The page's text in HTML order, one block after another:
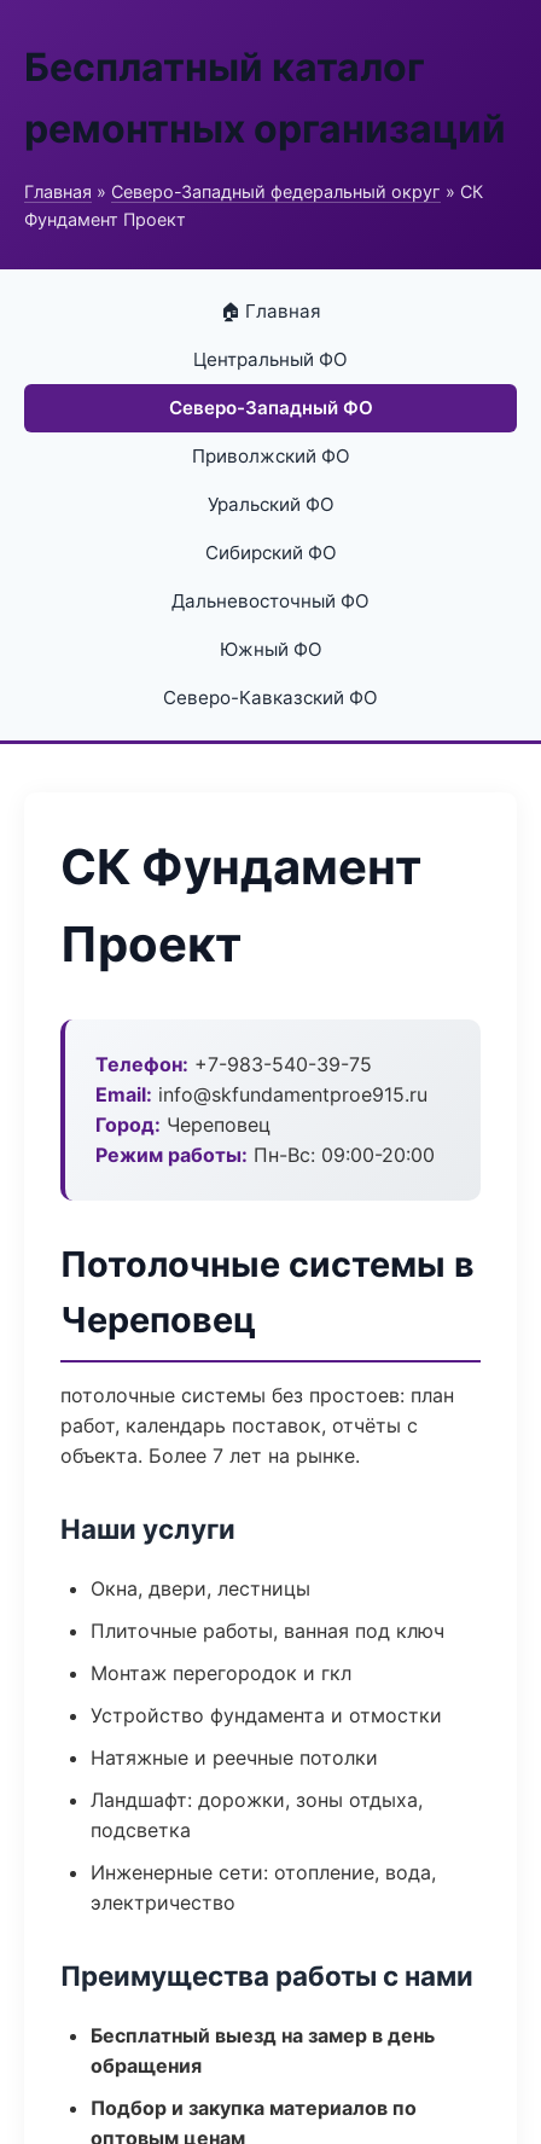
Бесплатный каталог
ремонтных организаций
Главная » Северо-Западный федеральный округ » СК
Фундамент Проект
🏠 Главная
Центральный ФО
Северо-Западный ФО
Приволжский ФО
Уральский ФО
Сибирский ФО
Дальневосточный ФО
Южный ФО
Северо-Кавказский ФО
СК Фундамент
Проект
Телефон: +7-983-540-39-75
Email: info@skfundamentproe915.ru
Город: Череповец
Режим работы: Пн-Вс: 09:00-20:00
Потолочные системы в
Череповец
потолочные системы без простоев: план
работ, календарь поставок, отчёты с
объекта. Более 7 лет на рынке.
Наши услуги
Окна, двери, лестницы
Плиточные работы, ванная под ключ
Монтаж перегородок и гкл
Устройство фундамента и отмостки
Натяжные и реечные потолки
Ландшафт: дорожки, зоны отдыха,
подсветка
Инженерные сети: отопление, вода,
электричество
Преимущества работы с нами
Бесплатный выезд на замер в день
обращения
Подбор и закупка материалов по
оптовым ценам